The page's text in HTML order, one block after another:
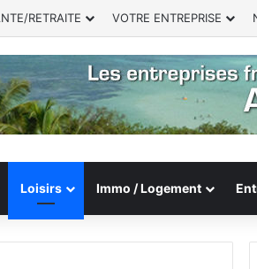
RETRAITE VOTRE ENTREPRISE
Loisirs Immo / Logement